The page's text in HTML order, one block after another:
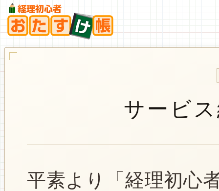
サービ
平素より「経理初心